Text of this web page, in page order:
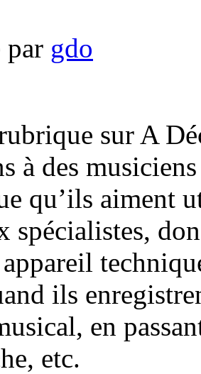
par gdo
sur A
à des
qu’ils aiment
spécialistes,
ils
en
etc.